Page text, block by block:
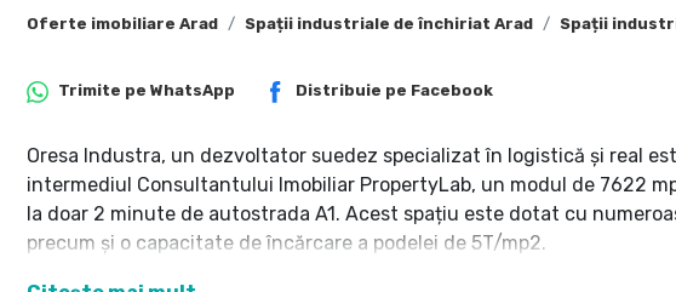
Oferte imobiliare Arad Spații industriale de închiriat Arad Spații
Trimite pe WhatsApp Distribuie pe Facebook
Oresa Industra, un dezvoltator suedez specializat în logistică și real
intermediul Consultantului Imobiliar PropertyLab, un modul de 7622
la doar 2 minute de autostrada A1. Acest spațiu este dotat cu
precum și o capacitate de încărcare a podelei de 5T/mp2.